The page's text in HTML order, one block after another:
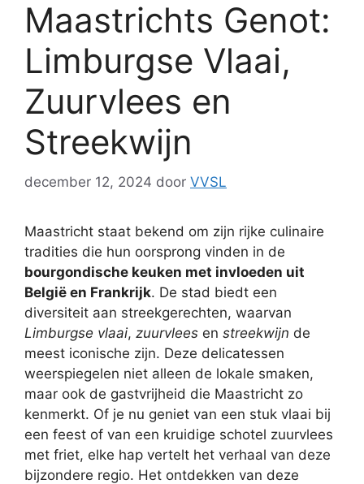
Maastrichts Genot:
Limburgse Vlaai,
Zuurvlees en
Streekwijn
december 12, 2024 door VVSL
Maastricht staat bekend om zijn rijke culinaire
tradities die hun oorsprong vinden in de
bourgondische keuken met invloeden uit
België en Frankrijk. De stad biedt een
diversiteit aan streekgerechten, waarvan
Limburgse vlaai, zuurvlees en streekwijn de
meest iconische zijn. Deze delicatessen
weerspiegelen niet alleen de lokale smaken,
maar ook de gastvrijheid die Maastricht zo
kenmerkt. Of je nu geniet van een stuk vlaai bij
een feest of van een kruidige schotel zuurvlees
met friet, elke hap vertelt het verhaal van deze
bijzondere regio. Het ontdekken van deze